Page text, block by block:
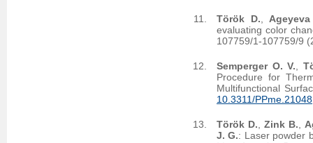
Török D.
evaluating color
107759/1-107759/9
Semperger O. V. ,
Procedure for
Multifunctional
10.3311/PPme.21048
Török D. Zink B.
J. G.: Laser powder